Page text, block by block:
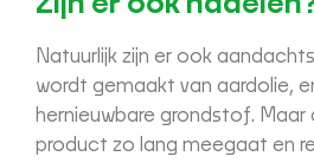
Natuurlijk zijn er ook
wordt gemaakt van aardolie,
hernieuwbare grondstof.
product zo lang meegaat en